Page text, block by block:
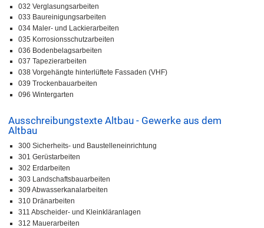
032 Verglasungsarbeiten
033 Baureinigungsarbeiten
034 Maler- und Lackierarbeiten
035 Korrosionsschutzarbeiten
036 Bodenbelagsarbeiten
037 Tapezierarbeiten
038 Vorgehängte hinterlüftete Fassaden (VHF)
039 Trockenbauarbeiten
096 Wintergarten
Ausschreibungstexte Altbau - Gewerke aus dem
Altbau
300 Sicherheits- und Baustelleneinrichtung
301 Gerüstarbeiten
302 Erdarbeiten
303 Landschaftsbauarbeiten
309 Abwasserkanalarbeiten
310 Dränarbeiten
311 Abscheider- und Kleinkläranlagen
312 Mauerarbeiten